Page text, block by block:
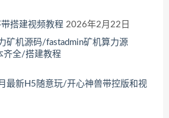
搭建视频教程 2026年2月22日
矿机源码/fastadmin矿机算力源
齐全/搭建教程
最新H5随意玩/开心神兽带控版和视